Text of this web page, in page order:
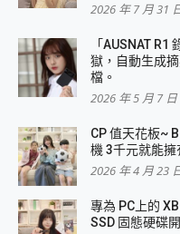
2026 年 7 月 31
「AUSNAT
獄，自動生成
檔。
2026 年 5 月 7 日
CP 值天花板~
機 3千元就能
2026 年 4 月 23
專為 PC上的
SSD 固態硬碟